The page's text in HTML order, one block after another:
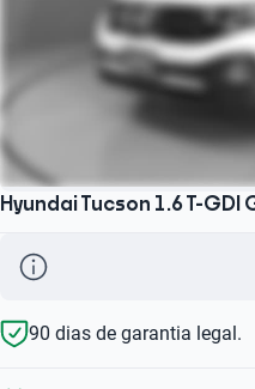
Hyundai Tucson 1.6 T-GDI
90 dias de garantia legal.